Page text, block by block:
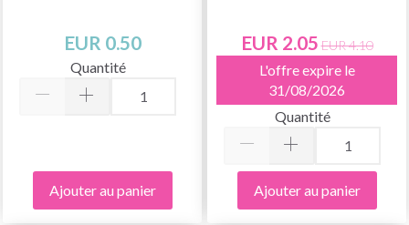
EUR 0.50
Quantité
Ajouter au panier
EUR 2.05 EUR 4.10
L'offre expire le
31/08/2026
Quantité
Ajouter au panier